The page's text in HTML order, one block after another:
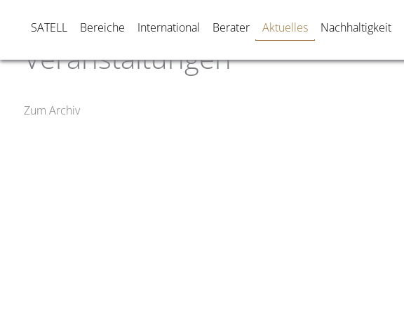
SATELL Bereiche International Berater Aktuelles Nachhaltigkeit
Veranstaltungen
Zum Archiv